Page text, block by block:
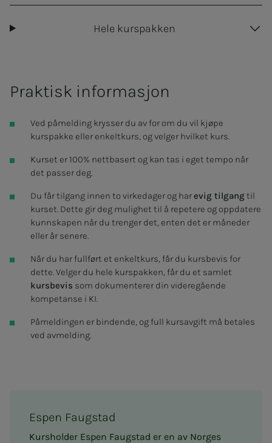
Hele kurspakken
Praktisk informasjon
Ved påmelding krysser du av for om du vil kjøpe
kurspakke eller enkeltkurs, og velger hvilket kurs.
Kurset er 100% nettbasert og kan tas i eget tempo når
det passer deg.
Du får tilgang innen to virkedager og harevig tilgang til
kurset. Dette gir deg mulighet til å repetere og oppdatere
kunnskapen når du trenger det, enten det er måneder
eller år senere.
Når du har fullført et enkeltkurs, får du kursbevis for
dette. Velger du hele kurspakken, får du et samlet
kursbevis som dokumenterer din videregående
kompetanse i KI.
Påmeldingen er bindende, og full kursavgift må betales
ved avmelding.
Es­­pen Faug­­stad
Kursholder Espen Faugstad er en av Norges